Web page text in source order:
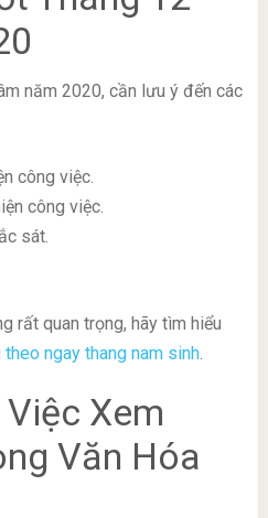
năm 2020, cần lưu ý đến các
công việc.
công việc.
sát.
rất quan trọng, hãy tìm hiểu
ngay thang nam sinh.
Xem
Văn Hóa